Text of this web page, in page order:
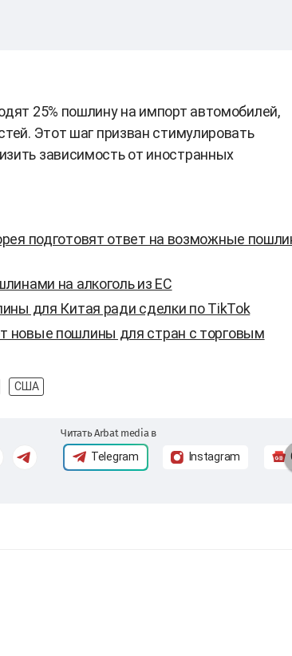
25% пошлину на импорт автомобилей,
Этот шаг призван стимулировать
зависимость от иностранных
подготовят ответ на возможные
на алкоголь из ЕС
для Китая ради сделки по TikTok
новые пошлины для стран с торговым
США
Читать Arbat media в
Telegram Instagram